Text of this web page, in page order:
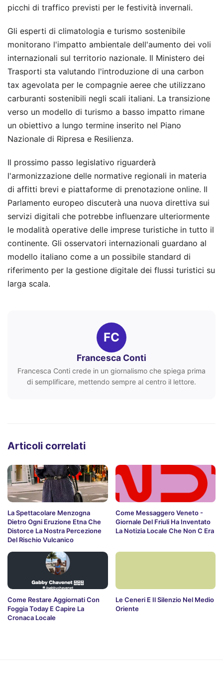
picchi di traffico previsti per le festività invernali.
Gli esperti di climatologia e turismo sostenibile
monitorano l'impatto ambientale dell'aumento dei voli
internazionali sul territorio nazionale. Il Ministero dei
Trasporti sta valutando l'introduzione di una carbon
tax agevolata per le compagnie aeree che utilizzano
carburanti sostenibili negli scali italiani. La transizione
verso un modello di turismo a basso impatto rimane
un obiettivo a lungo termine inserito nel Piano
Nazionale di Ripresa e Resilienza.
Il prossimo passo legislativo riguarderà
l'armonizzazione delle normative regionali in materia
di affitti brevi e piattaforme di prenotazione online. Il
Parlamento europeo discuterà una nuova direttiva sui
servizi digitali che potrebbe influenzare ulteriormente
le modalità operative delle imprese turistiche in tutto il
continente. Gli osservatori internazionali guardano al
modello italiano come a un possibile standard di
riferimento per la gestione digitale dei flussi turistici su
larga scala.
FC
Francesca Conti
Francesca Conti crede in un giornalismo che spiega prima
di semplificare, mettendo sempre al centro il lettore.
Articoli correlati
La Spettacolare Menzogna
Dietro Ogni Eruzione Etna Che
Distorce La Nostra Percezione
Del Rischio Vulcanico
Come Messaggero Veneto -
Giornale Del Friuli Ha Inventato
La Notizia Locale Che Non C Era
Come Restare Aggiornati Con
Foggia Today E Capire La
Cronaca Locale
Le Ceneri E Il Silenzio Nel Medio
Oriente